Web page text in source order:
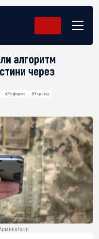
алгоритм
через
#Реформа #Україна